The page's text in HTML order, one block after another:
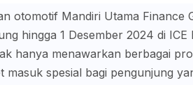
otomotif Mandiri Utama Finance
hingga 1 Desember 2024 di ICE
hanya menawarkan berbagai
spesial bagi pengunjung